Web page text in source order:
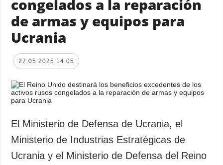
Reconstrucción
de Ucrania
Política
Economía
Defensa
Sociedad y
Cultura
Crimen
Desastres y
emergencias
condiciones de
suscripción
protección de
datos personales
congelados a la reparación
de armas y equipos para
Ucrania
27.05.2025 14:05
El Ministerio de Defensa de Ucrania, el
Ministerio de Industrias Estratégicas de
Ucrania y el Ministerio de Defensa del Reino